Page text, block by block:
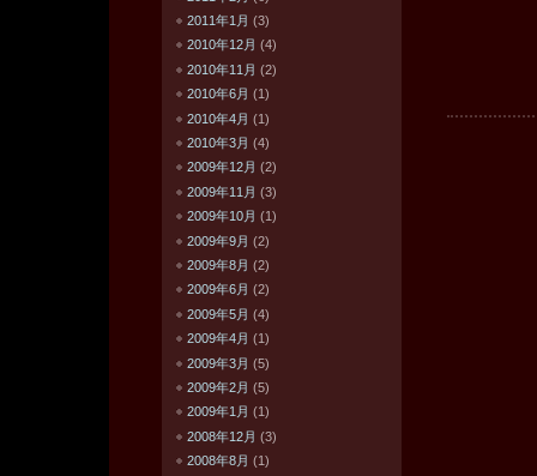
2011年1月 (3)
2010年12月 (4)
2010年11月 (2)
2010年6月 (1)
2010年4月 (1)
2010年3月 (4)
2009年12月 (2)
2009年11月 (3)
2009年10月 (1)
2009年9月 (2)
2009年8月 (2)
2009年6月 (2)
2009年5月 (4)
2009年4月 (1)
2009年3月 (5)
2009年2月 (5)
2009年1月 (1)
2008年12月 (3)
2008年8月 (1)